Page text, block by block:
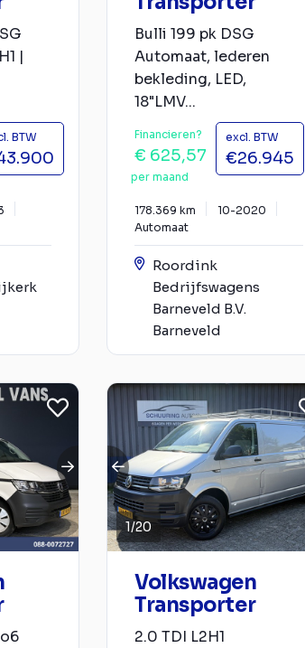
|
BTW
Bulli 199 pk DSG
Automaat, lederen
bekleding, LED,
18"LMV...
Financieren?
€ 625,57
per maand
excl. BTW
€26.945
178.369 km
10-2020
Automaat
Roordink
Bedrijfswagens
Barneveld B.V.
Barneveld
1/20
Volkswagen
Transporter
2.0 TDI L2H1